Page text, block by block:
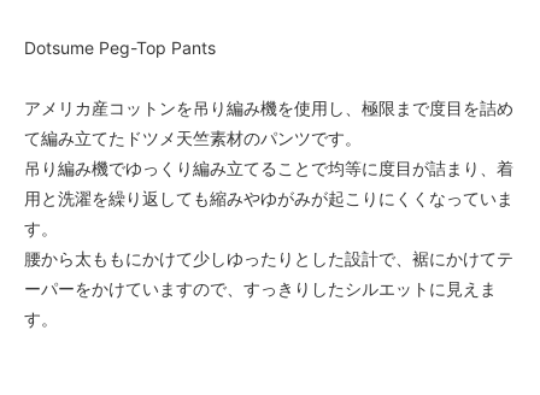
Dotsume Peg-Top Pants
アメリカ産コットンを吊り編み機を使用し、極限まで度目を詰め
て編み立てたドツメ天竺素材のパンツです。
吊り編み機でゆっくり編み立てることで均等に度目が詰まり、着
用と洗濯を繰り返しても縮みやゆがみが起こりにくくなっていま
す。
腰から太ももにかけて少しゆったりとした設計で、裾にかけてテ
ーパーをかけていますので、すっきりしたシルエットに見えま
す。